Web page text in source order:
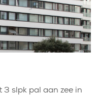
slpk pal aan zee in